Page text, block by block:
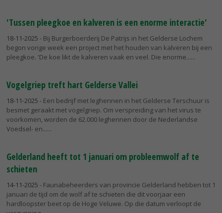
'Tussen pleegkoe en kalveren is een enorme interactie'
18-11-2025 - Bij Burgerboerderij De Patrijs in het Gelderse Lochem
begon vorige week een project met het houden van kalveren bij een
pleegkoe. 'De koe likt de kalveren vaak en veel. Die enorme...
Vogelgriep treft hart Gelderse Vallei
18-11-2025 - Een bedrijf met leghennen in het Gelderse Terschuur is
besmet geraakt met vogelgriep. Om verspreiding van het virus te
voorkomen, worden de 62.000 leghennen door de Nederlandse
Voedsel- en...
Gelderland heeft tot 1 januari om probleemwolf af te
schieten
14-11-2025 - Faunabeheerders van provincie Gelderland hebben tot 1
januari de tijd om de wolf af te schieten die dit voorjaar een
hardloopster beet op de Hoge Veluwe. Op die datum verloopt de